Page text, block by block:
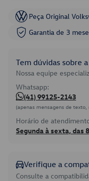
Peça Original
Garantia de 3
Tem dúvidas sobre
Nossa equipe
Whatsapp:
(41) 99125-2143
(apenas mensagens de
Horário de
Segunda à sexta, das
Verifique a
Consulte a